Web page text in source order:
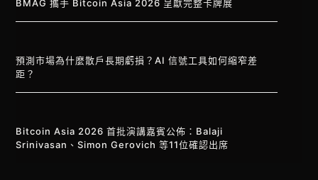
BMAG 攜手 Bitcoin Asia 2026 呈獻完整卡牌展
預測市場為什麼散戶長期虧損？AI 信號工具如何縮窄差
距？
Bitcoin Asia 2026 首批演講嘉賓公佈：Balaji
Srinivasan、Simon Gerovich 等11位確認出席